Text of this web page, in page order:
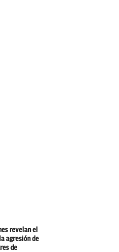
revelan el
agresión de
de